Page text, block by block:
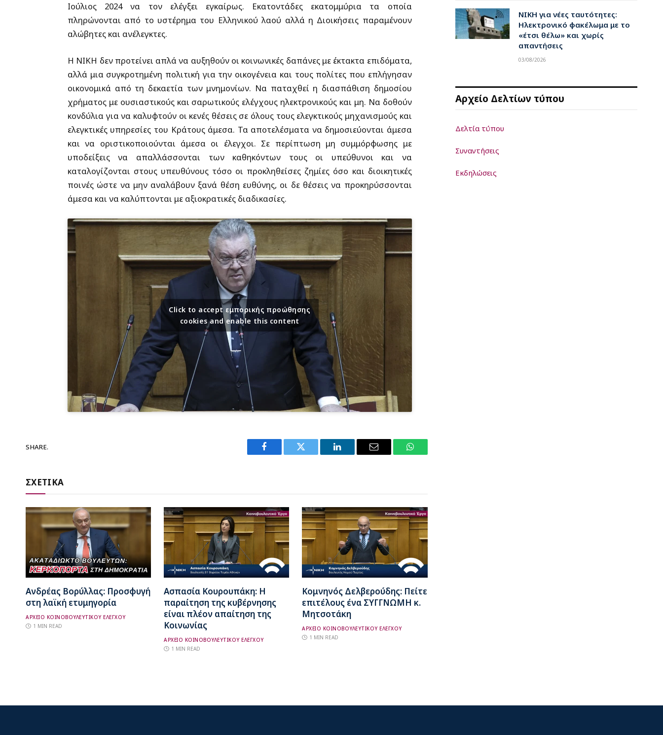
Ιούλιος 2024 να τον ελέγξει εγκαίρως. Εκατοντάδες εκατομμύρια τα οποία
πληρώνονται από το υστέρημα του Ελληνικού λαού αλλά η Διοικήσεις παραμένουν
αλώβητες και ανέλεγκτες.
Η ΝΙΚΗ δεν προτείνει απλά να αυξηθούν οι κοινωνικές δαπάνες με έκτακτα επιδόματα,
αλλά μια συγκροτημένη πολιτική για την οικογένεια και τους πολίτες που επλήγησαν
οικονομικά από τη δεκαετία των μνημονίων. Να παταχθεί η διασπάθιση δημοσίου
χρήματος με ουσιαστικούς και σαρωτικούς ελέγχους ηλεκτρονικούς και μη. Να δοθούν
κονδύλια για να καλυφτούν οι κενές θέσεις σε όλους τους ελεγκτικούς μηχανισμούς και
ελεγκτικές υπηρεσίες του Κράτους άμεσα. Τα αποτελέσματα να δημοσιεύονται άμεσα
και να οριστικοποιούνται άμεσα οι έλεγχοι. Σε περίπτωση μη συμμόρφωσης με
υποδείξεις να απαλλάσσονται των καθηκόντων τους οι υπεύθυνοι και να
καταλογίζονται στους υπευθύνους τόσο οι προκληθείσες ζημίες όσο και διοικητικές
ποινές ώστε να μην αναλάβουν ξανά θέση ευθύνης, οι δε θέσεις να προκηρύσσονται
άμεσα και να καλύπτονται με αξιοκρατικές διαδικασίες.
Click to accept εμπορικής προώθησης
cookies and enable this content
SHARE.
Facebook Twitter LinkedIn Email WhatsApp
ΣΧΕΤΙΚΑ
Ανδρέας Βορύλλας: Προσφυγή
στη λαϊκή ετυμηγορία
ΑΡΧΕΙΟ ΚΟΙΝΟΒΟΥΛΕΥΤΙΚΟΥ ΕΛΕΓΧΟΥ
1 MIN READ
Ασπασία Κουρουπάκη: Η
παραίτηση της κυβέρνησης
είναι πλέον απαίτηση της
Κοινωνίας
ΑΡΧΕΙΟ ΚΟΙΝΟΒΟΥΛΕΥΤΙΚΟΥ ΕΛΕΓΧΟΥ
1 MIN READ
Κομνηνός Δελβερούδης: Πείτε
επιτέλους ένα ΣΥΓΓΝΩΜΗ κ.
Μητσοτάκη
ΑΡΧΕΙΟ ΚΟΙΝΟΒΟΥΛΕΥΤΙΚΟΥ ΕΛΕΓΧΟΥ
1 MIN READ
ΝΙΚΗ για νέες ταυτότητες:
Ηλεκτρονικό φακέλωμα με το
«έτσι θέλω» και χωρίς
απαντήσεις
03/08/2026
Αρχείο Δελτίων τύπου
Δελτία τύπου
Συναντήσεις
Εκδηλώσεις